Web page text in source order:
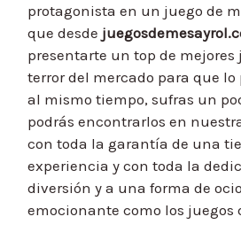
protagonista en un juego de
que desde
presentarte un top de mejores
terror del mercado para que lo
al mismo tiempo, sufras un
podrás encontrarlos en
con toda la garantía de una
experiencia y con toda la
diversión y a una forma de
emocionante como los juegos